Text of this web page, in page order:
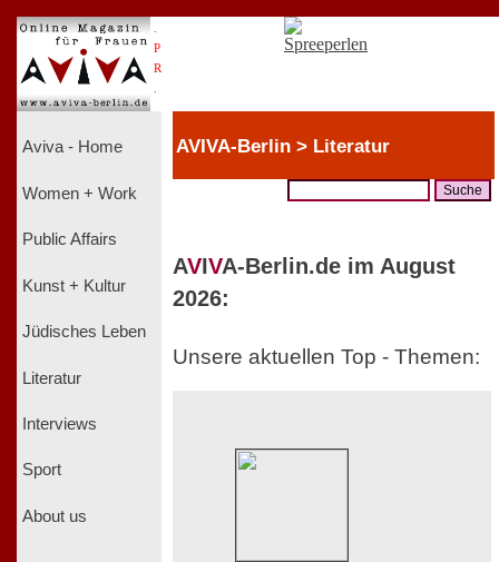
P
R
Aviva - Home
Women + Work
Public Affairs
Kunst + Kultur
Jüdisches Leben
Literatur
Interviews
Sport
About us
AVIVA-Berlin > Literatur
AVIVA-Berlin.de im August
2026:
Unsere aktuellen Top - Themen: